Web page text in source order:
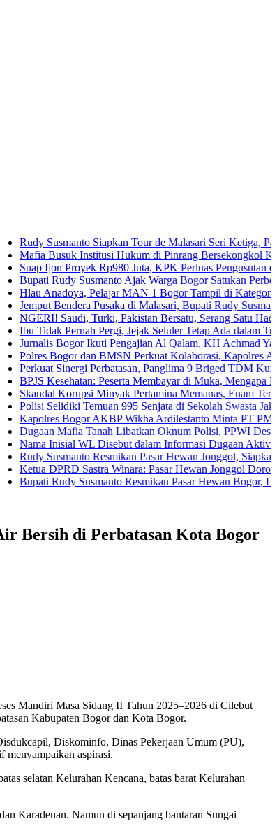
Susmanto Siapkan Tour de Malasari Seri Ketiga, Pariwisata
Busuk Institusi Hukum di Pinrang Bersekongkol
Ijon Proyek Rp980 Juta, KPK Perluas Pengusutan di
Rudy Susmanto Ajak Warga Bogor Satukan Perbedaan
Anadoya, Pelajar MAN 1 Bogor Tampil di Kategori Umum
Bendera Pusaka di Malasari, Bupati Rudy Susmanto Ajak
Saudi, Turki, Pakistan Bersatu, Serang Satu Hadapi Tiga
Pernah Pergi, Jejak Seluler Tetap Ada dalam Tubuh Anak
Bogor Ikuti Pengajian Al Qalam, KH Achmad Yaudin
Bogor dan BMSN Perkuat Kolaborasi, Kapolres Ajak
Sinergi Perbatasan, Panglima 9 Briged TDM Kunjungi
Kesehatan: Peserta Membayar di Muka, Mengapa Masih
Korupsi Minyak Pertamina Memanas, Enam Tersangka
Selidiki Temuan 995 Senjata di Sekolah Swasta Jakarta
Bogor AKBP Wikha Ardilestanto Minta PT PMC Tunda
Mafia Tanah Libatkan Oknum Polisi, PPWI Desak
Inisial WL Disebut dalam Informasi Dugaan Aktivitas di
Susmanto Resmikan Pasar Hewan Jonggol, Siapkan Bogor
DPRD Sastra Winara: Pasar Hewan Jonggol Dorong
Rudy Susmanto Resmikan Pasar Hewan Bogor,
Bersih di Perbatasan Kota Bogor
Mandiri Masa Sidang II Tahun 2025–2026 di Cilebut
Kabupaten Bogor dan Kota Bogor.
Diskominfo, Dinas Pekerjaan Umum (PU),
menyampaikan aspirasi.
selatan Kelurahan Kencana, batas barat Kelurahan
Karadenan. Namun di sepanjang bantaran Sungai